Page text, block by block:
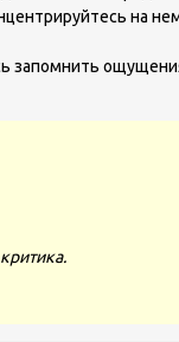
на
запомнить